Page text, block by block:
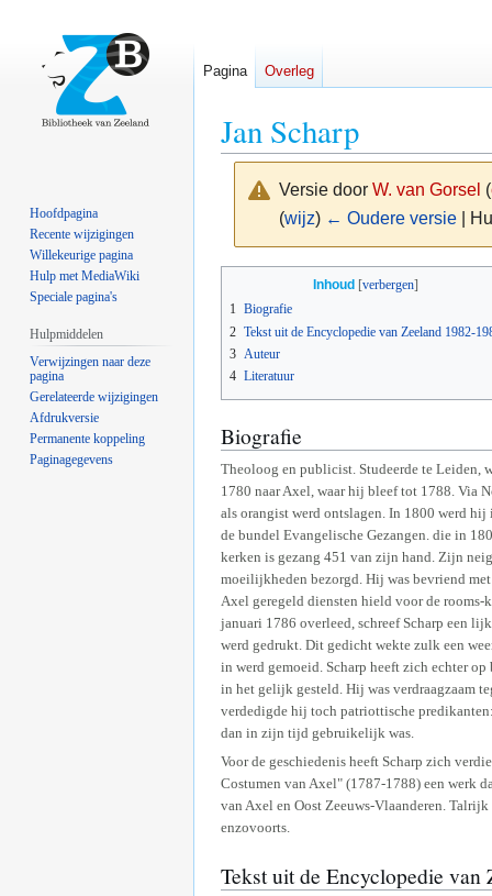
Jan Scharp
Versie door W. van Gorsel (
(wijz) ← Oudere versie|
navigatie
springen
zoeken
springen
Inhoud
1 Biografie
2 Tekst uit de Encyclopedie van Zeeland 1982-
3 Auteur
4 Literatuur
Biografie
Theoloog en publicist. Studeerde te Leiden,
1780 naar Axel, waar hij bleef tot 1788. Via
als orangist werd ontslagen. In 1800 werd hij
de bundel Evangelische Gezangen. die in
kerken is gezang 451 van zijn hand. Zijn
moeilijkheden bezorgd. Hij was bevriend
Axel geregeld diensten hield voor de
januari 1786 overleed, schreef Scharp een
werd gedrukt. Dit gedicht wekte zulk een
in werd gemoeid. Scharp heeft zich echter
in het gelijk gesteld. Hij was verdraagzaam
verdedigde hij toch patriottische
dan in zijn tijd gebruikelijk was.
Voor de geschiedenis heeft Scharp zich
Costumen van Axel" (1787-1788) een werk
van Axel en Oost Zeeuws-Vlaanderen.
enzovoorts.
Tekst uit de Encyclopedie van
Pagina Overleg
Hoofdpagina
Recente wijzigingen
Willekeurige pagina
Hulp met MediaWiki
Speciale pagina's
Hulpmiddelen
Verwijzingen naar deze
pagina
Gerelateerde wijzigingen
Afdrukversie
Permanente koppeling
Paginagegevens